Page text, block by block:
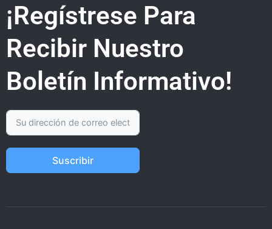
¡Regístrese Para
Recibir Nuestro
Boletín Informativo!
Suscribir